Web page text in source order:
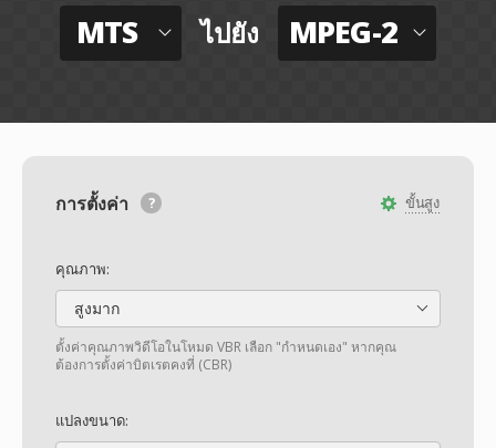
MTS ไปยัง MPEG-2
ขั้นสูง
การตั้งค่า
คุณภาพ:
สูงมาก
ตั้งค่าคุณภาพวิดีโอในโหมด VBR เลือก "กำหนดเอง" หากคุณ
ต้องการตั้งค่าบิตเรตคงที่ (CBR)
แปลงขนาด: